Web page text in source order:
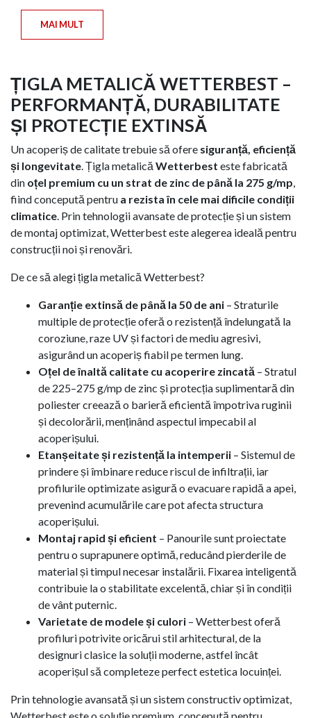
MAI MULT
ȚIGLA METALICĂ WETTERBEST –
PERFORMANȚĂ, DURABILITATE
ȘI PROTECȚIE EXTINSĂ
Un acoperiș de calitate trebuie să ofere siguranță, eficiență
și longevitate . Țigla metalică Wetterbest este fabricată
din oțel premium cu un strat de zinc de până la 275 g/mp
fiind concepută pentru a rezista în cele mai dificile condiții
climatice . Prin tehnologii avansate de protecție și un sistem
de montaj optimizat, Wetterbest este alegerea ideală pentru
construcții noi și renovări.
De ce să alegi țigla metalică Wetterbest?
Garanție extinsă de până la 50 de ani – Straturile
multiple de protecție oferă o rezistență îndelungată la
coroziune, raze UV și factori de mediu agresivi,
asigurând un acoperiș fiabil pe termen lung.
Oțel de înaltă calitate cu acoperire zincată – Stratul
de 225–275 g/mp de zinc și protecția suplimentară din
poliester creează o barieră eficientă împotriva ruginii
și decolorării, menținând aspectul impecabil al
acoperișului.
Etanșeitate și rezistență la intemperii – Sistemul de
prindere și îmbinare reduce riscul de infiltrații, iar
profilurile optimizate asigură o evacuare rapidă a apei,
prevenind acumulările care pot afecta structura
acoperișului.
Montaj rapid și eficient – Panourile sunt proiectate
pentru o suprapunere optimă, reducând pierderile de
material și timpul necesar instalării. Fixarea inteligentă
contribuie la o stabilitate excelentă, chiar și în condiții
de vânt puternic.
Varietate de modele și culori – Wetterbest oferă
profiluri potrivite oricărui stil arhitectural, de la
designuri clasice la soluții moderne, astfel încât
acoperișul să completeze perfect estetica locuinței.
Prin tehnologie avansată și un sistem constructiv optimizat,